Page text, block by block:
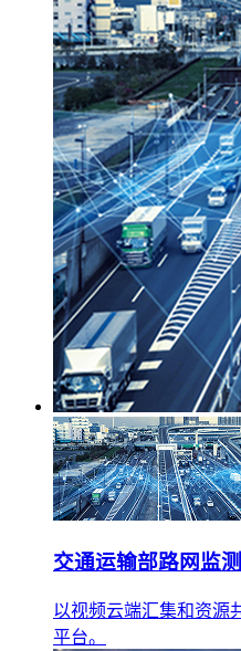
交通运输部路网监
以视频云端汇集和资源
平台。